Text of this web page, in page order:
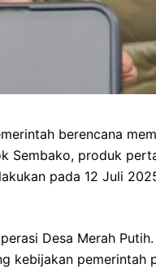
berencana
Sembako, produk
pada 12 Juli
Desa Merah
kebijakan pemerintah